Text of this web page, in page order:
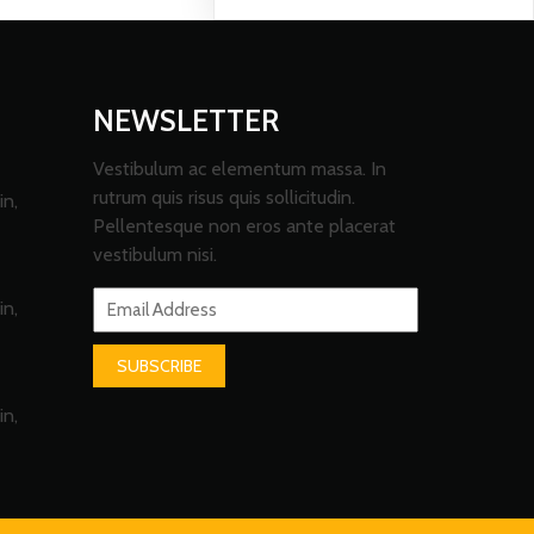
NEWSLETTER
Vestibulum ac elementum massa. In
rutrum quis risus quis sollicitudin.
Pellentesque non eros ante placerat
vestibulum nisi.
SUBSCRIBE